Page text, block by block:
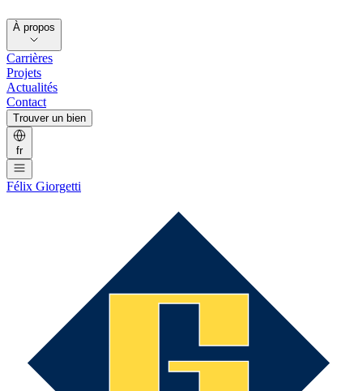
À propos
Carrières
Projets
Actualités
Contact
Trouver un bien
fr
Félix Giorgetti